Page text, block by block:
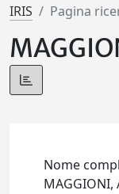
IRIS Pagina
Nome
MAGGIONI,